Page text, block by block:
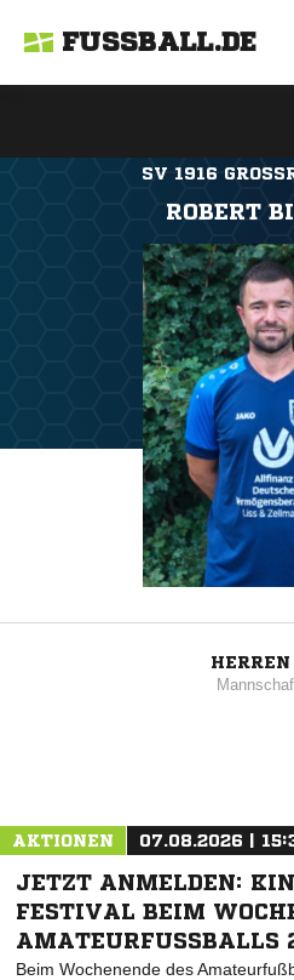
FUSSBALL.DE
SV 1916
ROBERT
AKTIONEN 07.08.2026 |
JETZT ANMELDEN:
ESTIVAL BEIM
MATEURFUSSBALLS
Beim Wochenende des